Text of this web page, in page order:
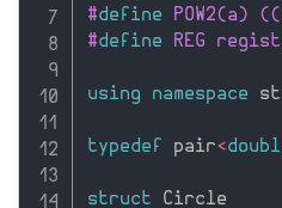
#define POW2(a)
#define REG
using namespace
typedef pair<
struct